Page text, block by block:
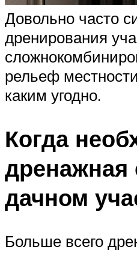
Довольно часто
дренирования
рельеф
каким угодно.
Когда
дренажная
дачном
Больше всего